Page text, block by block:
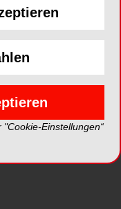
den Anbietern und
keine Karte
Einstellungen“